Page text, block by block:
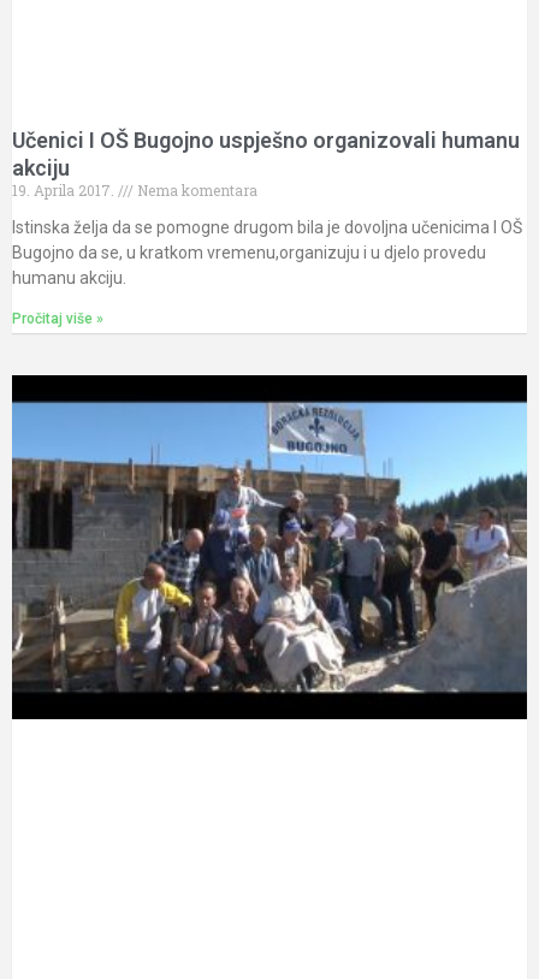
Učenici I OŠ Bugojno uspješno organizovali humanu
akciju
19. Aprila 2017.
Nema komentara
Istinska želja da se pomogne drugom bila je dovoljna učenicima I OŠ
Bugojno da se, u kratkom vremenu,organizuju i u djelo provedu
humanu akciju.
Pročitaj više »